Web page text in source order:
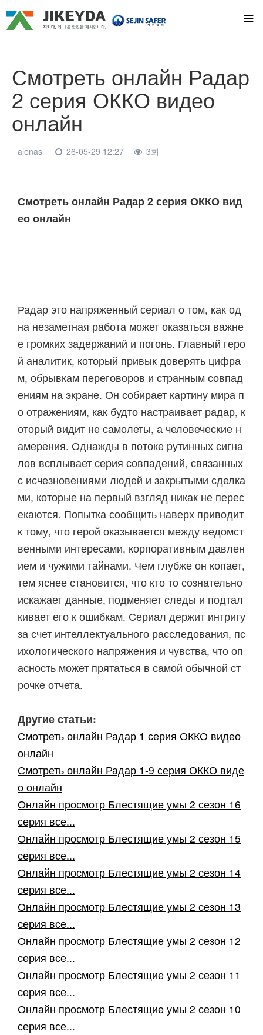
Смотреть онлайн Радар
2 серия ОККО видео
онлайн
alenas 26-05-29 12:27 3회
본문
Смотреть онлайн Радар 2 серия ОККО вид
ео онлайн
Радар это напряженный сериал о том, как од
на незаметная работа может оказаться важне
е громких задержаний и погонь. Главный геро
й аналитик, который привык доверять цифра
м, обрывкам переговоров и странным совпад
ениям на экране. Он собирает картину мира п
о отражениям, как будто настраивает радар, к
оторый видит не самолеты, а человеческие н
амерения. Однажды в потоке рутинных сигна
лов всплывает серия совпадений, связанных
с исчезновениями людей и закрытыми сделка
ми, которые на первый взгляд никак не перес
екаются. Попытка сообщить наверх приводит
к тому, что герой оказывается между ведомст
венными интересами, корпоративным давлен
ием и чужими тайнами. Чем глубже он копает,
тем яснее становится, что кто то сознательно
искажает данные, подменяет следы и подтал
кивает его к ошибкам. Сериал держит интригу
за счет интеллектуального расследования, пс
ихологического напряжения и чувства, что оп
асность может прятаться в самой обычной ст
рочке отчета.
Другие статьи:
Смотреть онлайн Радар 1 серия ОККО видео
онлайн
Смотреть онлайн Радар 1-9 серия ОККО виде
о онлайн
Онлайн просмотр Блестящие умы 2 сезон 16
серия все...
Онлайн просмотр Блестящие умы 2 сезон 15
серия все...
Онлайн просмотр Блестящие умы 2 сезон 14
серия все...
Онлайн просмотр Блестящие умы 2 сезон 13
серия все...
Онлайн просмотр Блестящие умы 2 сезон 12
серия все...
Онлайн просмотр Блестящие умы 2 сезон 11
серия все...
Онлайн просмотр Блестящие умы 2 сезон 10
серия все...